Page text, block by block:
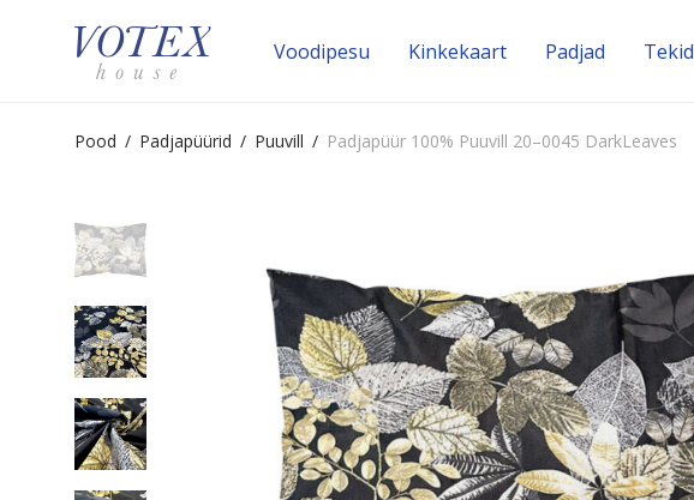
Voodipesu Kinke­kaart Padjad Tekid
Pood / Padjapüürid / Puuvill / Padjapüür 100% Puuvill 20–0045 DarkLeaves